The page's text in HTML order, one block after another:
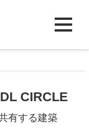
CIRCLE
有する建築